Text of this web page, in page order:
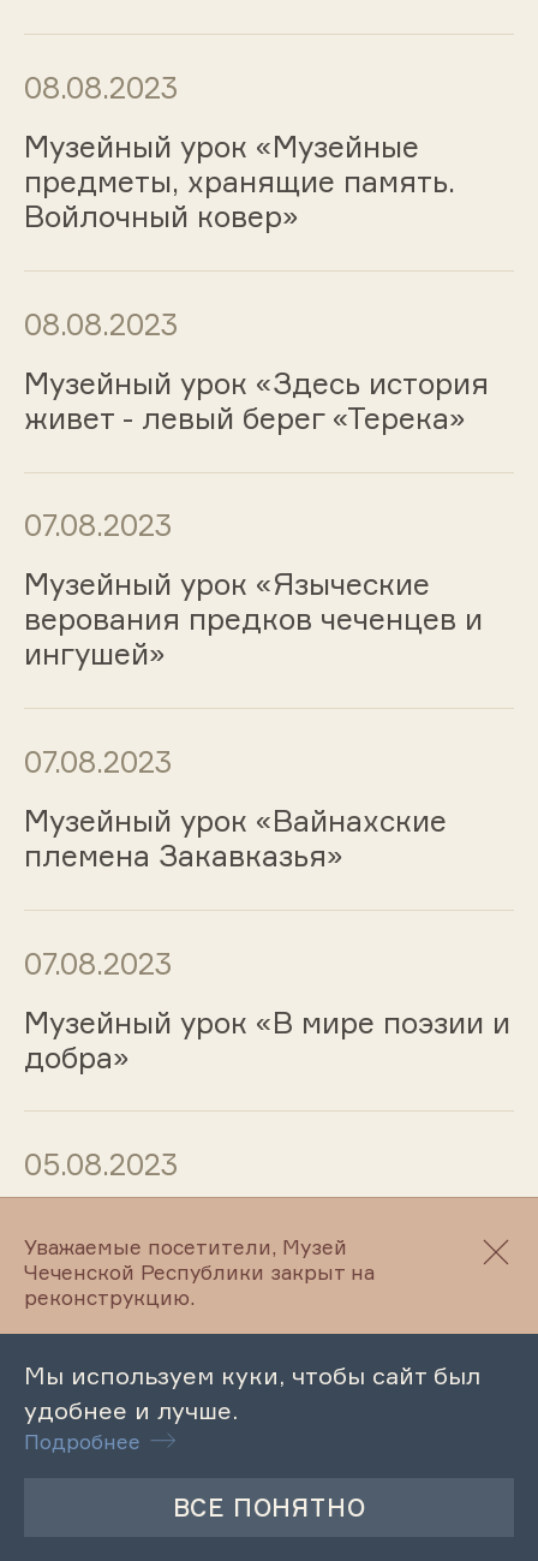
08.08.2023
Музейный урок «Музейные
предметы, хранящие память.
Войлочный ковер»
08.08.2023
Музейный урок «Здесь история
живет - левый берег «Терека»
07.08.2023
Музейный урок «Языческие
верования предков чеченцев и
ингушей»
07.08.2023
Музейный урок «Вайнахские
племена Закавказья»
07.08.2023
Музейный урок «В мире поэзии и
добра»
05.08.2023
и современные реалии»
05.08.2023
Музейный урок «Школьные
мгновения. Перелистывая
страницы…»
Уважаемые посетители, Музей
Чеченской Республики закрыт на
реконструкцию.
Мы используем куки, чтобы сайт был
удобнее и лучше.
Подробнее